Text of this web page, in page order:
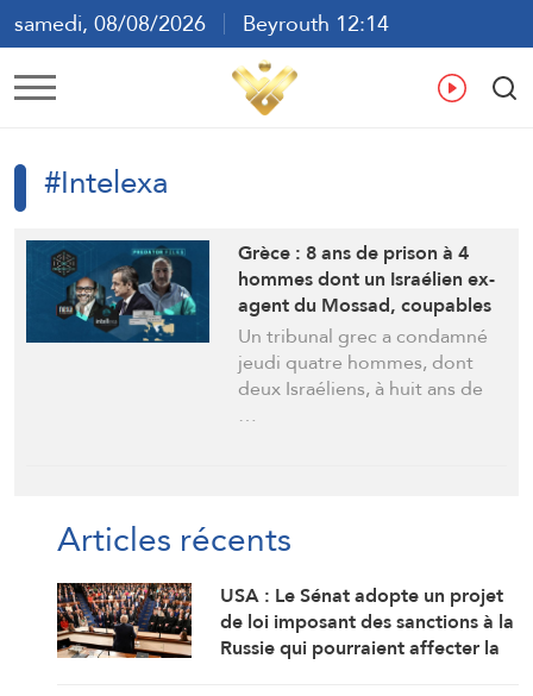
samedi, 08/08/2026
Beyrouth 12:14
ع
#Intelexa
Grèce : 8 ans de prison à 4
hommes dont un Israélien ex-
agent du Mossad, coupables
dans une affaire d’espionnage
au logiciel
Un tribunal grec a condamné
jeudi quatre hommes, dont
deux Israéliens, à huit ans de
…
Articles récents
USA : Le Sénat adopte un projet
de loi imposant des sanctions à la
Russie qui pourraient affecter la